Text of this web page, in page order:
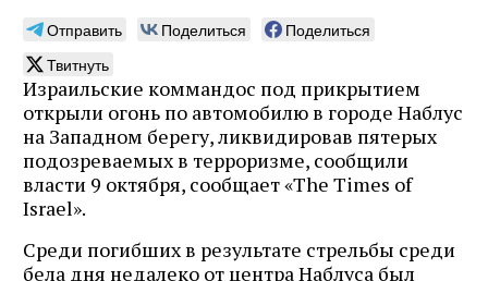
Отправить Поделиться
Поделиться
Твитнуть
Израильские коммандос под прикрытием
открыли огонь по автомобилю в городе Наблус
на Западном берегу, ликвидировав пятерых
подозреваемых в терроризме, сообщили
власти 9 октября, сообщает «The Times of
Israel».
Среди погибших в результате стрельбы среди
бела дня недалеко от центра Наблуса был